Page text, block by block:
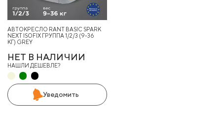
АВТОКРЕСЛО RANT BASIC SPARK
NEXT ISOFIX ГРУППА 1/2/3 (9-36
КГ) GREY
НЕТ В НАЛИЧИИ
НАШЛИ ДЕШЕВЛЕ?
Уведомить